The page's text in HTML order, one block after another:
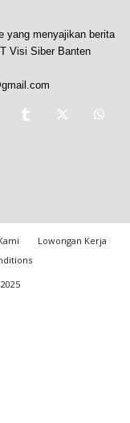
yang menyajikan berita
Visi Siber Banten
Lowongan Kerja